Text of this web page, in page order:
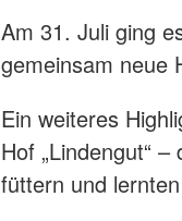
Am 31. Juli ging
gemeinsam neue
Ein weiteres
Hof „Lindengut“
füttern und